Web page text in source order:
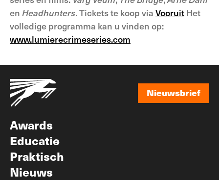
en Headhunters. Tickets te koop via Vooruit Het
volledige programma kan u vinden op:
www.lumierecrimeseries.com
Nieuwsbrief
Awards
Educatie
Praktisch
Nieuws